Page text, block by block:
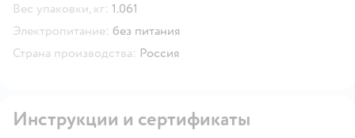
Вес упаковки, кг: 1.061
Электропитание: без питания
Страна производства: Россия
Инструкции и сертификаты